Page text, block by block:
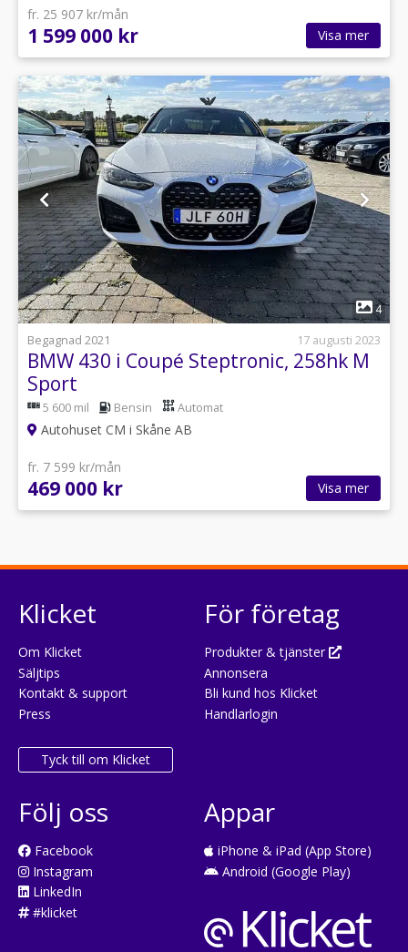
fr. 25 907 kr/mån
1 599 000 kr Visa mer
1
4
Begagnad 2021
17 augusti 2023
BMW 430 i Coupé Steptronic, 258hk M
Sport
5 600 mil Bensin Automat
Autohuset CM i Skåne AB
fr. 7 599 kr/mån
469 000 kr Visa mer
Klicket
Om Klicket
Säljtips
Kontakt & support
Press
Tyck till om Klicket
För företag
Produkter & tjänster
Annonsera
Bli kund hos Klicket
Handlarlogin
Följ oss
Facebook
Instagram
LinkedIn
#klicket
Appar
iPhone & iPad (App Store)
Android (Google Play)